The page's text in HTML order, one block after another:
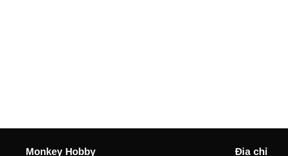
Monkey Hobby Địa chỉ